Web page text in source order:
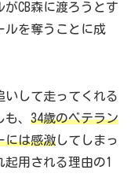
CB森に渡ろうとす
ルを奪うことに成
して走ってくれる
、 34歳のベテラン
には感激してしまっ
用される理由の1